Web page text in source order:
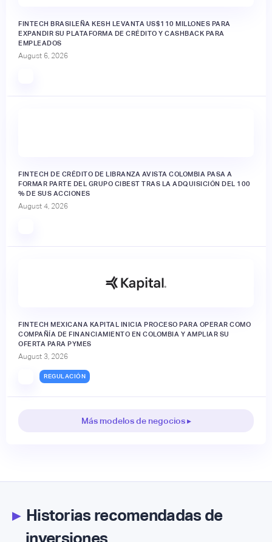
FINTECH BRASILEÑA KESH LEVANTA US$110 MILLONES PARA
EXPANDIR SU PLATAFORMA DE CRÉDITO Y CASHBACK PARA
EMPLEADOS
August 6, 2026
FINTECH DE CRÉDITO DE LIBRANZA AVISTA COLOMBIA PASA A
FORMAR PARTE DEL GRUPO CIBEST TRAS LA ADQUISICIÓN DEL 100
% DE SUS ACCIONES
August 4, 2026
FINTECH MEXICANA KAPITAL INICIA PROCESO PARA OPERAR COMO
COMPAÑÍA DE FINANCIAMIENTO EN COLOMBIA Y AMPLIAR SU
OFERTA PARA PYMES
August 3, 2026
REGULACIÓN
Más modelos de negocios ▸
▸Historias recomendadas de
inversiones